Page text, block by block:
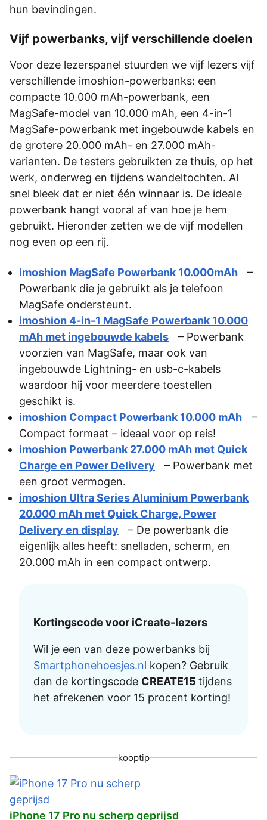
hun bevindingen.
Vijf powerbanks, vijf verschillende doelen
Voor deze lezerspanel stuurden we vijf lezers vijf
verschillende imoshion-powerbanks: een
compacte 10.000 mAh-powerbank, een
MagSafe-model van 10.000 mAh, een 4-in-1
MagSafe-powerbank met ingebouwde kabels en
de grotere 20.000 mAh- en 27.000 mAh-
varianten. De testers gebruikten ze thuis, op het
werk, onderweg en tijdens wandeltochten. Al
snel bleek dat er niet één winnaar is. De ideale
powerbank hangt vooral af van hoe je hem
gebruikt. Hieronder zetten we de vijf modellen
nog even op een rij.
imoshion MagSafe Powerbank 10.000mAh –
Powerbank die je gebruikt als je telefoon
MagSafe ondersteunt.
imoshion 4-in-1 MagSafe Powerbank 10.000
mAh met ingebouwde kabels – Powerbank
voorzien van MagSafe, maar ook van
ingebouwde Lightning- en usb-c-kabels
waardoor hij voor meerdere toestellen
geschikt is.
imoshion Compact Powerbank 10.000 mAh –
Compact formaat – ideaal voor op reis!
imoshion Powerbank 27.000 mAh met Quick
Charge en Power Delivery – Powerbank met
een groot vermogen.
imoshion Ultra Series Aluminium Powerbank
20.000 mAh met Quick Charge, Power
Delivery en display – De powerbank die
eigenlijk alles heeft: snelladen, scherm, en
20.000 mAh in een compact ontwerp.
Kortingscode voor iCreate-lezers
Wil je een van deze powerbanks bij
Smartphonehoesjes.nl kopen? Gebruik
dan de kortingscode CREATE15 tijdens
het afrekenen voor 15 procent korting!
kooptip
iPhone 17 Pro nu scherp geprijsd